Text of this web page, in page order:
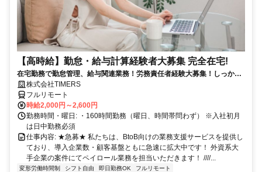
【高時給】勤怠・給与計算経験者大募集 完全在宅!
在宅勤務で勤怠管理、給与関連業務！労務責任者経験大募集！しっかり
稼ぎたい方、注目！
株式会社TIMERS
フルリモート
時給2,000円～2,600円
勤務時間・曜日: ・160時間勤務（曜日、時間帯問わず） ※入社初月
は日中勤務必須
仕事内容: ★急募★ 私たちは、BtoB向けの業務支援サービスを提供し
ており、導入企業数・顧客基盤ともに急速に拡大中です！ 外資系大
手企業の案件にてペイロール業務を担当いただきます！ ////...
変形労働時間制 シフト自由 即日勤務OK フルリモート